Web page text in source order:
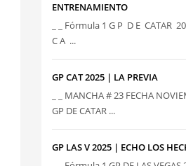
ENTRENAMIENTO
_ _ Fórmula 1 G P D E CATAR
C A ...
GP CAT 2025 | LA PREVIA
_ _ MANCHA # 23 FECHA
GP DE CATAR ...
GP LAS V 2025 | ECHO LOS